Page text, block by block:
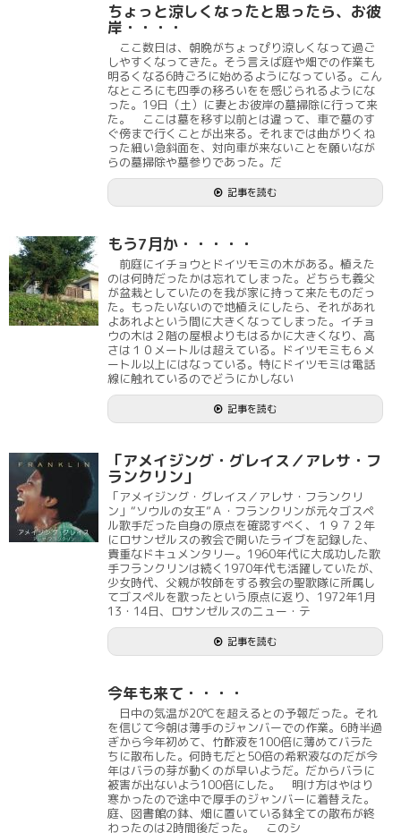
ちょっと涼しくなったと思ったら、お彼
岸・・・・
ここ数日は、朝晩がちょっぴり涼しくなって過ご
しやすくなってきた。そう言えば庭や畑での作業も
明るくなる6時ごろに始めるようになっている。こん
なところにも四季の移ろいをを感じられるようにな
った。19日（土）に妻とお彼岸の墓掃除に行って来
た。 ここは墓を移す以前とは違って、車で墓のす
ぐ傍まで行くことが出来る。それまでは曲がりくね
った細い急斜面を、対向車が来ないことを願いなが
らの墓掃除や墓参りであった。だ
記事を読む
もう7月か・・・・・
前庭にイチョウとドイツモミの木がある。植えた
のは何時だったかは忘れてしまった。どちらも義父
が盆栽としていたのを我が家に持って来たものだっ
た。もったいないので地植えにしたら、それがあれ
よあれよという間に大きくなってしまった。イチョ
ウの木は２階の屋根よりもはるかに大きくなり、高
さは１０メートルは超えている。ドイツモミも６メ
ートル以上にはなっている。特にドイツモミは電話
線に触れているのでどうにかしない
記事を読む
「アメイジング・グレイス／アレサ・フ
ランクリン」
「アメイジング・グレイス／アレサ・フランクリ
ン」“ソウルの女王”Ａ・フランクリンが元々ゴスペ
ル歌手だった自身の原点を確認すべく、１９７２年
にロサンゼルスの教会で開いたライブを記録した、
貴重なドキュメンタリー。1960年代に大成功した歌
手フランクリンは続く1970年代も活躍していたが、
少女時代、父親が牧師をする教会の聖歌隊に所属し
てゴスペルを歌ったという原点に返り、1972年1月
13・14日、ロサンゼルスのニュー・テ
記事を読む
今年も来て・・・・
日中の気温が20℃を超えるとの予報だった。それ
を信じて今朝は薄手のジャンバーでの作業。6時半過
ぎから今年初めて、竹酢液を100倍に薄めてバラた
ちに散布した。何時もだと50倍の希釈液なのだが今
年はバラの芽が動くのが早いようだ。だからバラに
被害が出ないよう100倍にした。 明け方はやはり
寒かったので途中で厚手のジャンバーに着替えた。
庭、図書館の鉢、畑に置いている鉢全ての散布が終
わったのは2時間後だった。 このシ